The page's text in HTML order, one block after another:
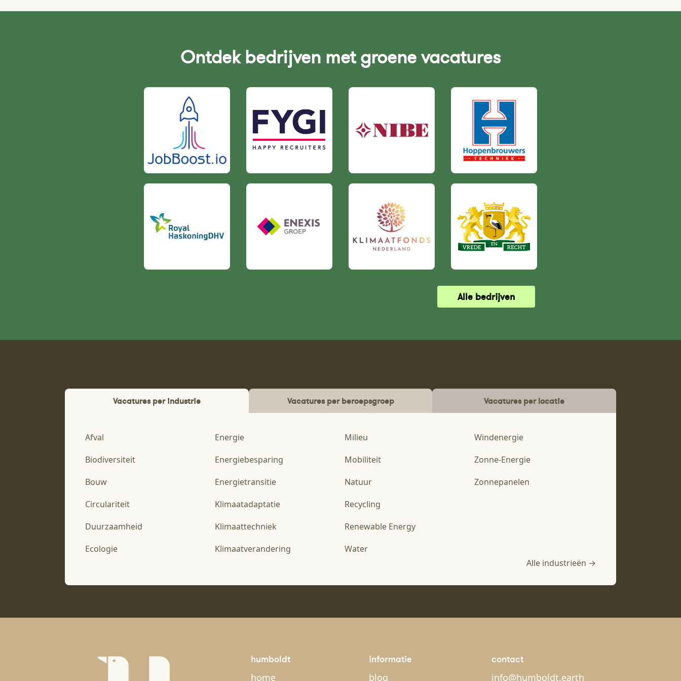
Ontdek bedrijven met groene vacatures
Alle bedrijven
Vacatures per industrie Vacatures per beroepsgroep Vacatures per locatie
Afval
Biodiversiteit
Bouw
Circulariteit
Duurzaamheid
Ecologie
Energie
Energiebesparing
Energietransitie
Klimaatadaptatie
Klimaattechniek
Klimaatverandering
Milieu
Mobiliteit
Natuur
Recycling
Renewable Energy
Water
Windenergie
Zonne-Energie
Zonnepanelen
Alle industrieën →
humboldt
home
informatie
blog
contact
info@humboldt.earth